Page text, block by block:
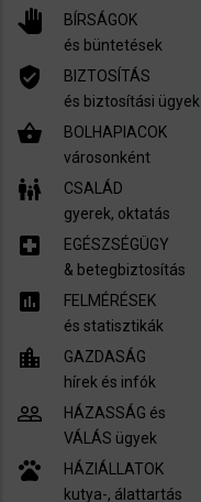
pan_tool
BÍRSÁGOK
és büntetések
verified_user
BIZTOSÍTÁS
és biztosítási ügyek
shopping_basket
BOLHAPIACOK
városonként
family_restroom
CSALÁD
gyerek, oktatás
local_hospital
EGÉSZSÉGÜGY
​& betegbiztosítás
assessment
FELMÉRÉSEK
és statisztikák
location_city
GAZDASÁG
hírek és infók
people_outline
HÁZASSÁG és
VÁLÁS ügyek
pets
HÁZIÁLLATOK
kutya-, álattartás